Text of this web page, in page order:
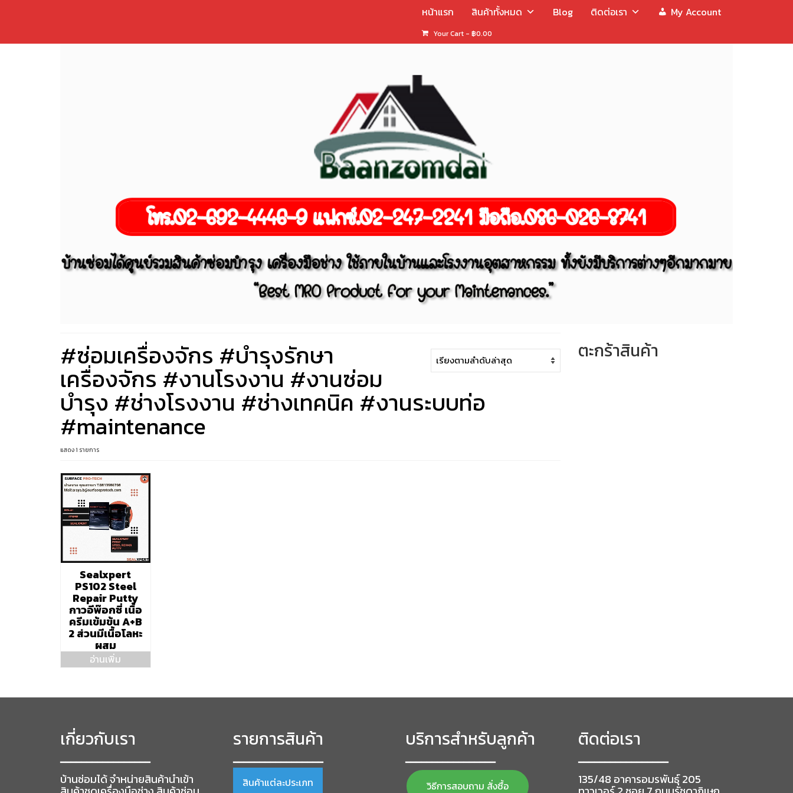
หน้าแรก สินค้าทั้งหมด Blog ติดต่อเรา My Account
Your Cart - ฿0.00
#ซ่อมเครื่องจักร #บำรุงรักษา
เครื่องจักร #งานโรงงาน #งานซ่อม
บำรุง #ช่างโรงงาน #ช่างเทคนิค #งานระบบท่อ
#maintenance
แสดง 1 รายการ
Sealxpert
PS102 Steel
Repair Putty
กาวอีพ๊อกซี่ เนื้อ
ครีมเข้มข้น A+B
2 ส่วนมีเนื้อโลหะ
ผสม
อ่านเพิ่ม
ตะกร้าสินค้า
เกี่ยวกับเรา
━━━━━━━━━━━━━━━━━
บ้านซ่อมได้ จำหน่ายสินค้านำเข้า
รายการสินค้า
━━━━━━━━━━━━━━━━━
สินค้าแต่ละประเภท
บริการสำหรับลูกค้า
━━━━━━━━━━━━━━━━━
วิธีการสอบถาม สั่งซื้อ
ติดต่อเรา
━━━━━━━━━━━━━━━━━
135/48 อาคารอมรพันธุ์ 205